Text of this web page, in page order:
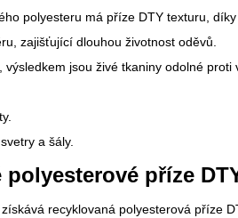
polyesteru má příze DTY texturu,
zajišťující dlouhou životnost oděvů.
jsou živé tkaniny odolné proti
a šály.
příze
recyklovaná polyesterová příze